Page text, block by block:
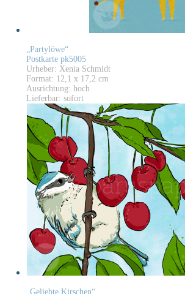
„Partylöwe“
Postkarte pk5005
Urheber: Xenia Schmidt
Format: 12,1 x 17,2 cm
Ausrichtung: hoch
Lieferbar: sofort
„Geliebte Kirschen“